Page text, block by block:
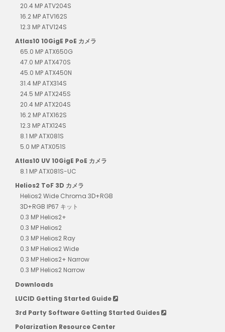
20.4 MP ATV204S
16.2 MP ATV162S
12.3 MP ATV124S
Atlas10 10GigE PoE カメラ
65.0 MP ATX650G
47.0 MP ATX470S
45.0 MP ATX450N
31.4 MP ATX314S
24.5 MP ATX245S
20.4 MP ATX204S
16.2 MP ATX162S
12.3 MP ATX124S
8.1 MP ATX081S
5.0 MP ATX051S
Atlas10 UV 10GigE PoE カメラ
8.1 MP ATX081S-UC
Helios2 ToF 3D カメラ
Helios2 Wide Chroma 3D+RGB
3D+RGB IP67 キット
0.3 MP Helios2+
0.3 MP Helios2
0.3 MP Helios2 Ray
0.3 MP Helios2 Wide
0.3 MP Helios2+ Narrow
0.3 MP Helios2 Narrow
Downloads
LUCID Getting Started Guide
3rd Party Software Getting Started Guides
Polarization Resource Center